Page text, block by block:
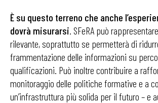
È su questo terreno che anche
dovrà misurarsi. SFeRA può
rilevante, soprattutto se permetterà di
frammentazione delle informazioni su
qualificazioni. Può inoltre contribuire a
monitoraggio delle politiche formative e a
un’infrastruttura più solida per il futuro – e